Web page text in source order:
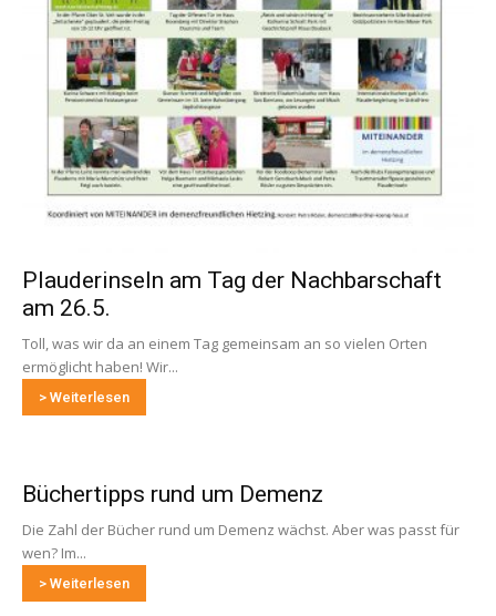
Plauderinseln am Tag der Nachbarschaft
am 26.5.
Toll, was wir da an einem Tag gemeinsam an so vielen Orten
ermöglicht haben! Wir...
> Weiterlesen
Büchertipps rund um Demenz
Die Zahl der Bücher rund um Demenz wächst. Aber was passt für
wen? Im...
> Weiterlesen